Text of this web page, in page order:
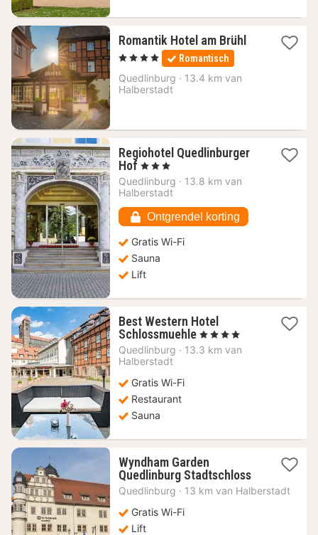
Romantik Hotel am Brühl1
, 4 Sterren Romantisch
Quedlinburg · 13.4 km van
Halberstadt
Regiohotel Quedlinburger
Hof 1
nacht
vanaf
€
, 3 Sterren
Quedlinburg · 13.8 km van
Halberstadt
Ontgrendel korting
Gratis Wi-Fi
Sauna
Lift
Best Western Hotel
Schlossmuehle 1
nacht
, 4 Sterren
Quedlinburg · 13.3 km van
Halberstadt
Gratis Wi-Fi
Restaurant
Sauna
Wyndham Garden
Quedlinburg Stadtschloss1
nacht
Quedlinburg · 13 km van Halberstadt
Gratis Wi-Fi
Lift